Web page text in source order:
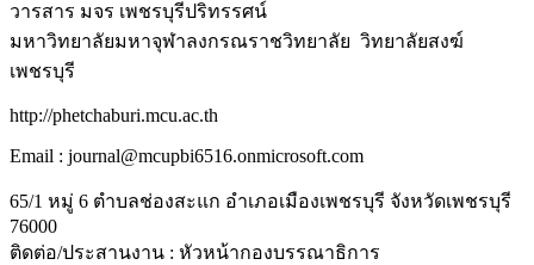
วารสาร มจร เพชรบุรีปริทรรศน์
มหาวิทยาลัยมหาจุฬาลงกรณราชวิทยาลัย วิทยาลัยสงฆ์
เพชรบุรี
http://phetchaburi.mcu.ac.th
Email : journal@mcupbi6516.onmicrosoft.com
65/1 หมู่ 6 ตำบลช่องสะแก อำเภอเมืองเพชรบุรี จังหวัดเพชรบุรี
76000
ติดต่อ/ประสานงาน : หัวหน้ากองบรรณาธิการ